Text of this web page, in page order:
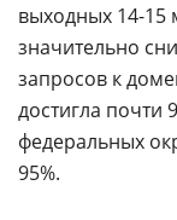
выходных 14-15
значительно
запросов к
достигла почти
федеральных
95%.